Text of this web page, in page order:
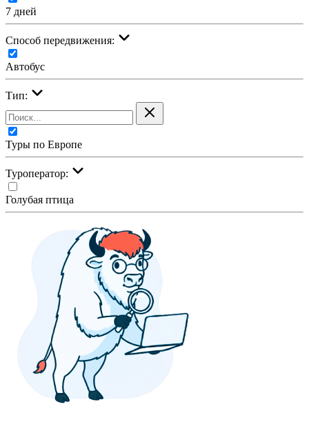
7 дней
Cпособ передвижения:
Автобус
Тип:
Туры по Европе
Туроператор:
Голубая птица